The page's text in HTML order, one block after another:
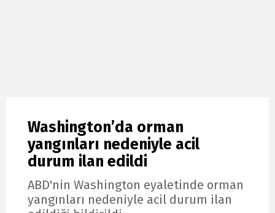
Washington’da orman
yangınları nedeniyle acil
durum ilan edildi
ABD'nin Washington eyaletinde orman
yangınları nedeniyle acil durum ilan